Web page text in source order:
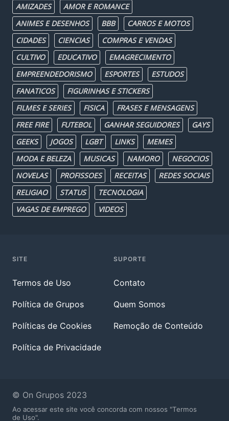
AMIZADES
AMOR E ROMANCE
ANIMES E DESENHOS
BBB
CARROS E MOTOS
CIDADES
CIENCIAS
COMPRAS E VENDAS
CULTIVO
EDUCATIVO
EMAGRECIMENTO
EMPREENDEDORISMO
ESPORTES
ESTUDOS
FANATICOS
FIGURINHAS E STICKERS
FILMES E SERIES
FISICA
FRASES E MENSAGENS
FREE FIRE
FUTEBOL GANHAR SEGUIDORES
GAYS
GEEKS
JOGOS LGBT LINKS
MEMES
MODA E BELEZA
MUSICAS NAMORO
NEGOCIOS
NOVELAS
PROFISSOES RECEITAS
REDES SOCIAIS
RELIGIAO
STATUS
TECNOLOGIA
VAGAS DE EMPREGO
VIDEOS
SITE
Termos de Uso
Política de Grupos
Políticas de Cookies
Política de Privacidade
SUPORTE
Contato
Quem Somos
Remoção de Conteúdo
© On Grupos 2023
Ao acessar este site você concorda com nossos "Termos
de Uso".